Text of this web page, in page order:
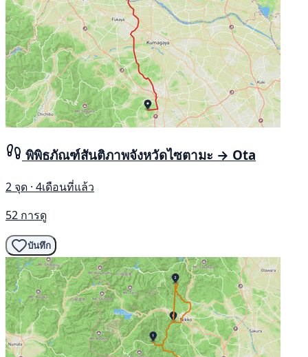
พิพิธภัณฑ์สันติภาพจังหวัดไซตามะ → Ota
2 จุด · 4เดือนที่แล้ว
52 การดู
บันทึก